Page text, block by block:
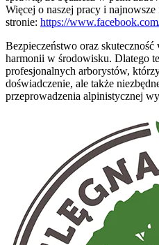
Więcej o naszej pracy i
stronie: https://
Bezpieczeństwo oraz
harmonii w środowisku. Dlatego
profesjonalnych arborystów,
doświadczenie, ale także
przeprowadzenia alpinistycznej